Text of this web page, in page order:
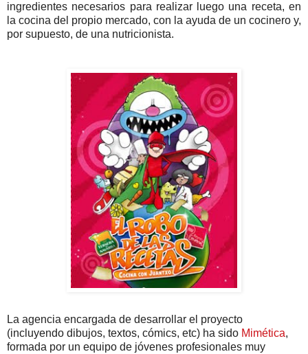
ingredientes necesarios para realizar luego una receta, en
la cocina del propio mercado, con la ayuda de un cocinero y,
por supuesto, de una nutricionista.
La agencia encargada de desarrollar el proyecto
(incluyendo dibujos, textos, cómics, etc) ha sido Mimética,
formada por un equipo de jóvenes profesionales muy